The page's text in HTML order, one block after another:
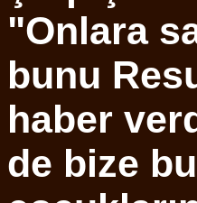
"Onlara
bunu
haber
de bize